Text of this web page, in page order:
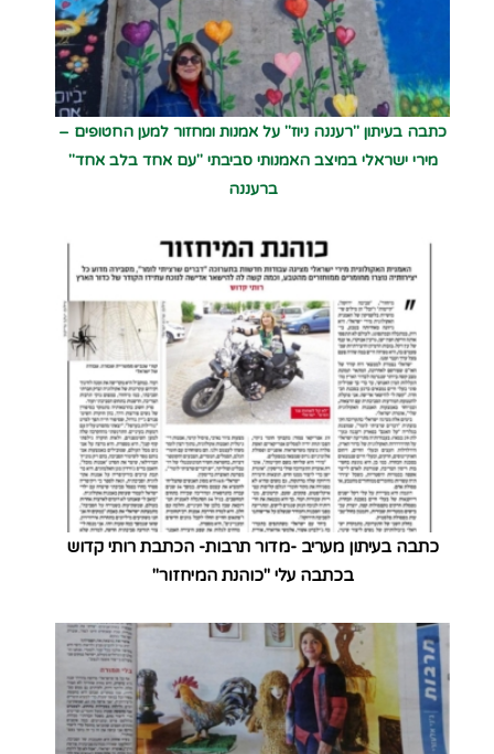
כתבה בעיתון "רעננה ניוז" על אמנות ומחזור למען החטופים –
מירי ישראלי במיצב האמנותי סביבתי "עם אחד בלב אחד"
ברעננה
כתבה בעיתון מעריב -מדור תרבות- הכתבת רותי קדוש
בכתבה עלי "כוהנת המיחזור"